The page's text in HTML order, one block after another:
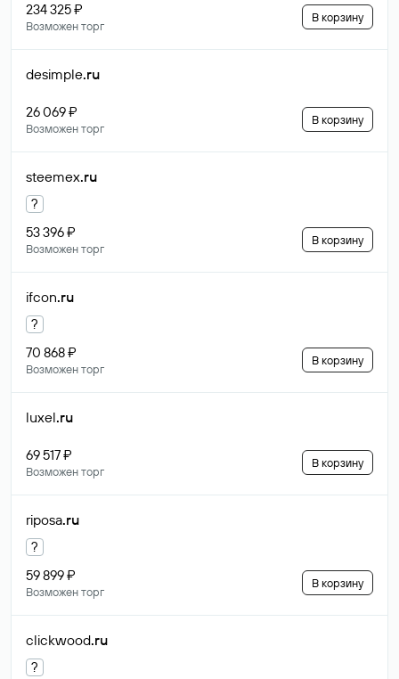
234 325 ₽
Возможен торг
В корзину
desimple.ru
26 069 ₽
Возможен торг
В корзину
steemex.ru
?
53 396 ₽
Возможен торг
В корзину
ifcon.ru
?
70 868 ₽
Возможен торг
В корзину
luxel.ru
69 517 ₽
Возможен торг
В корзину
riposa.ru
?
59 899 ₽
Возможен торг
В корзину
clickwood.ru
?